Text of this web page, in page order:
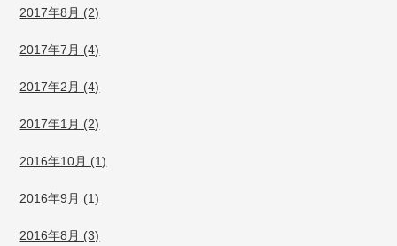
2017年8月 (2)
2017年7月 (4)
2017年2月 (4)
2017年1月 (2)
2016年10月 (1)
2016年9月 (1)
2016年8月 (3)